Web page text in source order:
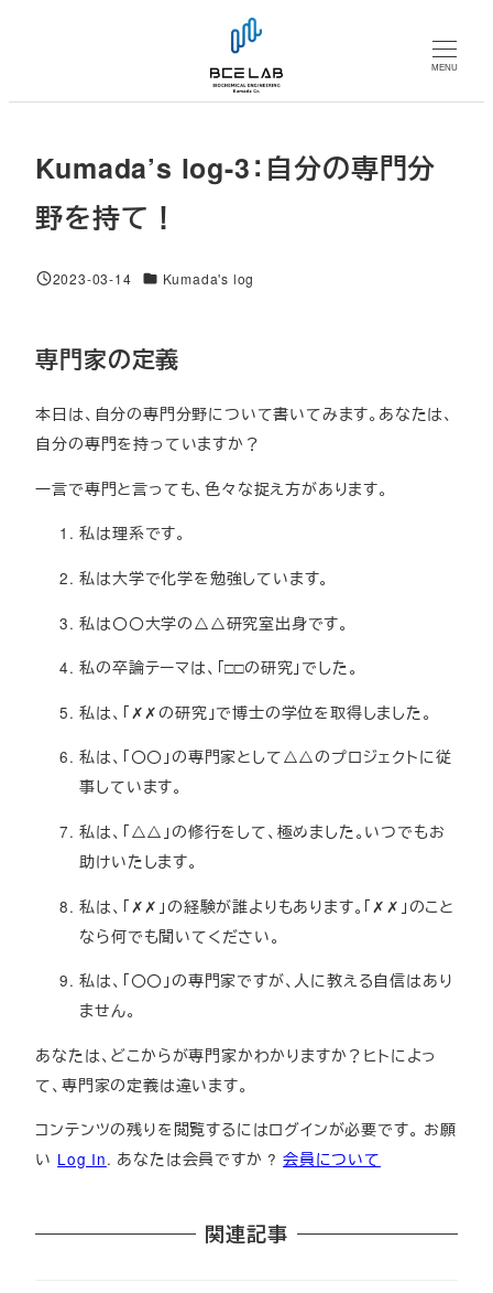
MENU
Kumada’s log-3：自分の専門分
野を持て！
投稿日
2023-03-14 対象DBKumada's log
専門家の定義
本日は、自分の専門分野について書いてみます。あなたは、
自分の専門を持っていますか？
一言で専門と言っても、色々な捉え方があります。
私は理系です。
私は大学で化学を勉強しています。
私は〇〇大学の△△研究室出身です。
私の卒論テーマは、「□□の研究」でした。
私は、「✗✗の研究」で博士の学位を取得しました。
私は、「〇〇」の専門家として△△のプロジェクトに従
事しています。
私は、「△△」の修行をして、極めました。いつでもお
助けいたします。
私は、「✗✗」の経験が誰よりもあります。「✗✗」のこと
なら何でも聞いてください。
私は、「〇〇」の専門家ですが、人に教える自信はあり
ません。
あなたは、どこからが専門家かわかりますか？ヒトによっ
て、専門家の定義は違います。
コンテンツの残りを閲覧するにはログインが必要です。 お願
い Log In. あなたは会員ですか ?会員について
関連記事